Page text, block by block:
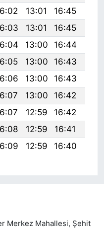
13:01 16:45
13:01 16:45
13:00 16:44
13:00 16:43
13:00 16:43
13:00 16:42
12:59 16:42
12:59 16:41
12:59 16:40
Merkez Mahallesi, Şehit